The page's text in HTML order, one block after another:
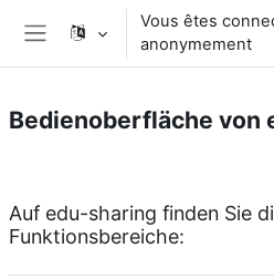
Passer au contenu principal
Panneau latéral
Vous êtes
anonymement
Bedienoberfläche von
Auf edu-sharing finden Sie
Funktionsbereiche: